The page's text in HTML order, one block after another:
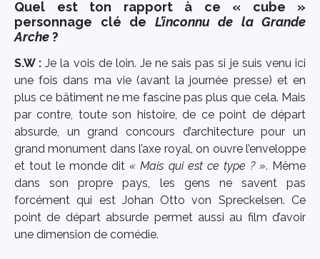
Quel est ton rapport à ce « cube »
personnage clé de L’inconnu de la Grande
Arche?
S.W : Je la vois de loin. Je ne sais pas si je suis venu ici
une fois dans ma vie (avant la journée presse) et en
plus ce bâtiment ne me fascine pas plus que cela. Mais
par contre, toute son histoire, de ce point de départ
absurde, un grand concours d’architecture pour un
grand monument dans l’axe royal, on ouvre l’enveloppe
et tout le monde dit « Mais qui est ce type ? ». Même
dans son propre pays, les gens ne savent pas
forcément qui est Johan Otto von Spreckelsen. Ce
point de départ absurde permet aussi au film d’avoir
une dimension de comédie.